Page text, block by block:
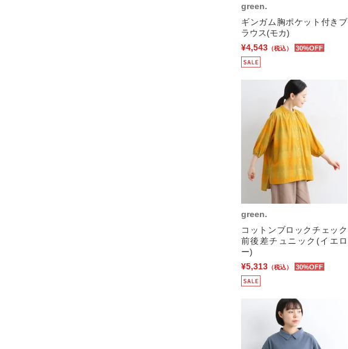
green.
ギンガム胸ポケット付きブ
ラウス(モカ)
¥4,543 （税込） 30%OFF
green.
コットンブロックチェック
前後差チュニック(イエロ
ー)
¥5,313 （税込） 30%OFF